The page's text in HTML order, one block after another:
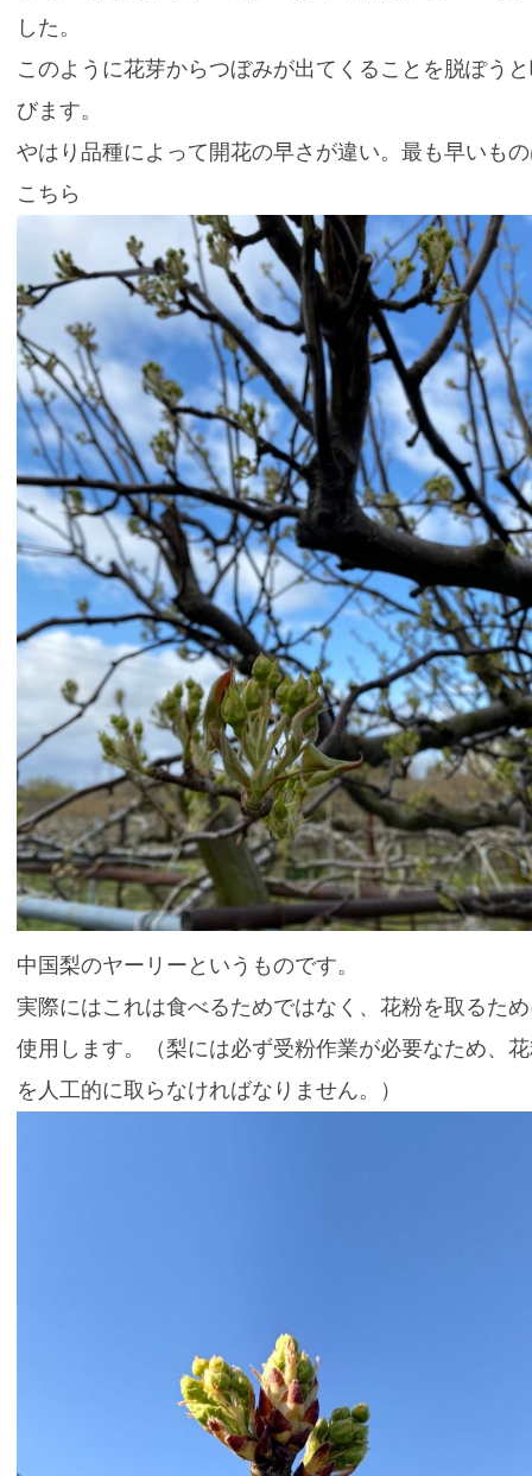
した。
このように花芽からつぼみが出てくることを脱ぽう
びます。
やはり品種によって開花の早さが違い。最も早いも
こちら
中国梨のヤーリーというものです。
実際にはこれは食べるためではなく、花粉を取るた
使用します。（梨には必ず受粉作業が必要なため、
を人工的に取らなければなりません。）